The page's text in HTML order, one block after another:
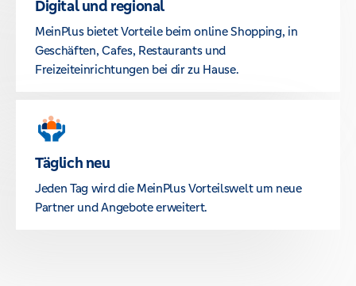
Digital und regional
MeinPlus bietet Vorteile beim online Shopping, in
Geschäften, Cafes, Restaurants und
Freizeiteinrichtungen bei dir zu Hause.
Täglich neu
Jeden Tag wird die MeinPlus Vorteilswelt um neue
Partner und Angebote erweitert.